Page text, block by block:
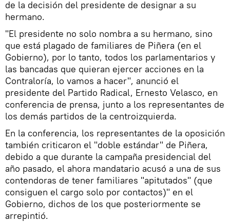
de la decisión del presidente de designar a su
hermano.
"El presidente no solo nombra a su hermano, sino
que está plagado de familiares de Piñera (en el
Gobierno), por lo tanto, todos los parlamentarios y
las bancadas que quieran ejercer acciones en la
Contraloría, lo vamos a hacer", anunció el
presidente del Partido Radical, Ernesto Velasco, en
conferencia de prensa, junto a los representantes de
los demás partidos de la centroizquierda.
En la conferencia, los representantes de la oposición
también criticaron el "doble estándar" de Piñera,
debido a que durante la campaña presidencial del
año pasado, el ahora mandatario acusó a una de sus
contendoras de tener familiares "apitutados" (que
consiguen el cargo solo por contactos)" en el
Gobierno, dichos de los que posteriormente se
arrepintió.